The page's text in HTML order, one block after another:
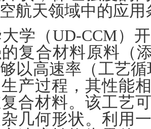
航天领域中的应用
学（UD-CCM）
复合材料原料（
以高速率（工艺
产过程，其性能
合材料。该工艺
几何形状。利用